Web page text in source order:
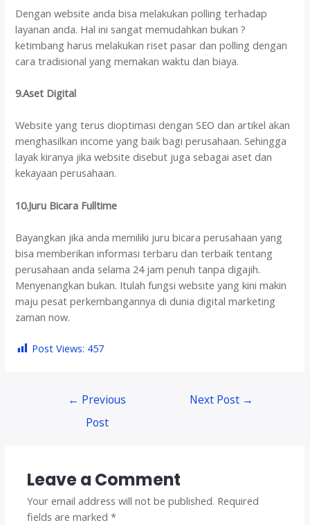
Dengan website anda bisa melakukan polling terhadap
layanan anda. Hal ini sangat memudahkan bukan ?
ketimbang harus melakukan riset pasar dan polling dengan
cara tradisional yang memakan waktu dan biaya.
9.Aset Digital
Website yang terus dioptimasi dengan SEO dan artikel akan
menghasilkan income yang baik bagi perusahaan. Sehingga
layak kiranya jika website disebut juga sebagai aset dan
kekayaan perusahaan.
10.Juru Bicara Fulltime
Bayangkan jika anda memiliki juru bicara perusahaan yang
bisa memberikan informasi terbaru dan terbaik tentang
perusahaan anda selama 24 jam penuh tanpa digajih.
Menyenangkan bukan. Itulah fungsi website yang kini makin
maju pesat perkembangannya di dunia digital marketing
zaman now.
Post Views: 457
← Previous
Post
Next Post →
Leave a Comment
Your email address will not be published. Required
fields are marked*